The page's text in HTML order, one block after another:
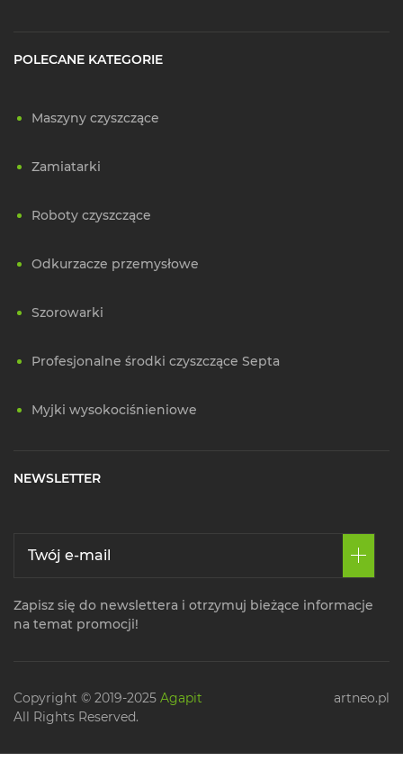
POLECANE KATEGORIE
Maszyny czyszczące
Zamiatarki
Roboty czyszczące
Odkurzacze przemysłowe
Szorowarki
Profesjonalne środki czyszczące Septa
Myjki wysokociśnieniowe
NEWSLETTER
Zapisz się do newslettera i otrzymuj bieżące informacje
na temat promocji!
Copyright © 2019-2025 Agapit
All Rights Reserved.
artneo.pl